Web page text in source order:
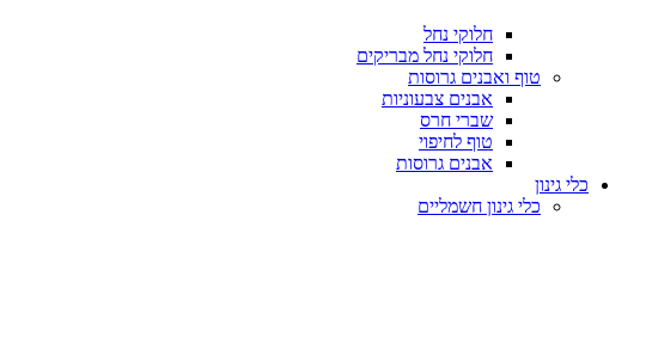
חלוקי נחל
חלוקי נחל מבריקים
טוף ואבנים גרוסות
אבנים צבעוניות
שברי חרס
טוף לחיפוי
אבנים גרוסות
כלי גינון
כלי גינון חשמליים